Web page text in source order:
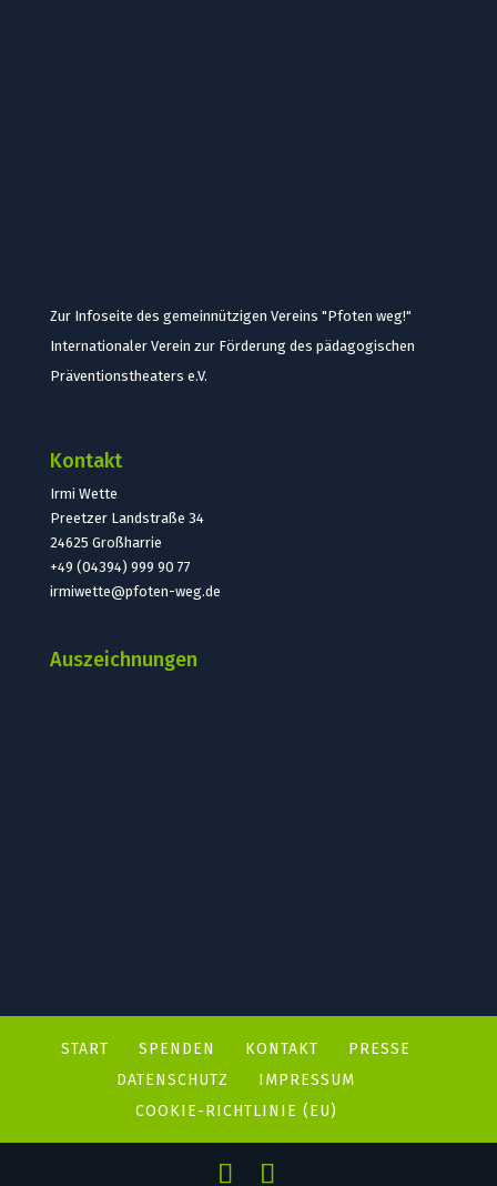
Zur Infoseite des gemeinnützigen Vereins "Pfoten weg!"
Internationaler Verein zur Förderung des pädagogischen
Präventionstheaters e.V.
Kontakt
Irmi Wette
Preetzer Landstraße 34
24625 Großharrie
+49 (04394) 999 90 77
irmiwette@pfoten-weg.de
Auszeichnungen
START SPENDEN KONTAKT
PRESSE
DATENSCHUTZ
IMPRESSUM
COOKIE-RICHTLINIE (EU)